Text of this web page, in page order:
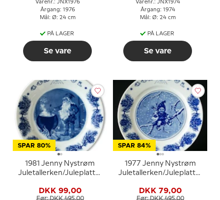
Varenr.: JNX1976
Årgang: 1976
Mål: Ø: 24 cm
PÅ LAGER
Se vare
Varenr.: JNX1974
Årgang: 1974
Mål: Ø: 24 cm
PÅ LAGER
Se vare
SPAR 80%
1981 Jenny Nystrøm
Juletallerken/Juleplatte,
DKK 99,00
Før: DKK 495,00
SPAR 84%
1977 Jenny Nystrøm
Juletallerken/Juleplatte,
DKK 79,00
Før: DKK 495,00